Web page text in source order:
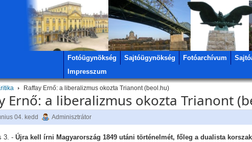
Fotóügynökség Sajtóügynökség Fotóarchívum
Impresszum
Raffay Ernő: a liberalizmus okozta Trianont (beol.hu)
Ernő: a liberalizmus okozta Trianont
04. kedd Adminisztrátor
3. -Újra kell írni Magyarország 1849 utáni történelmét, főleg a dualista